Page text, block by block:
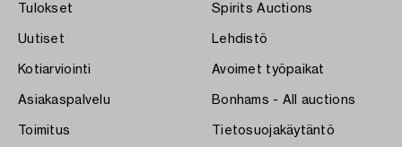
Tulokset
Uutiset
Kotiarviointi
Asiakaspalvelu
Toimitus
Spirits Auctions
Lehdistö
Avoimet työpaikat
Bonhams - All auctions
Tietosuojakäytäntö